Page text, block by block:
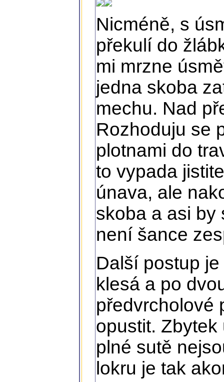
Nicméně, s
překulí do
mi mrzne
jedna skoba
mechu. Nad
Rozhoduju se
plotnami do
to vypada
únava, ale
skoba a asi by
není šance
Další postup
klesá a po
předvrcholové
opustit.
plné sutě
lokru je tak